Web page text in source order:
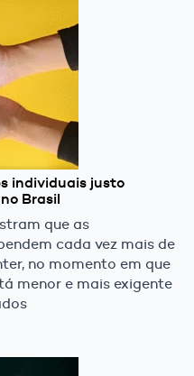
individuais justo
Brasil
que as
cada vez mais de
no momento em que
menor e mais exigente